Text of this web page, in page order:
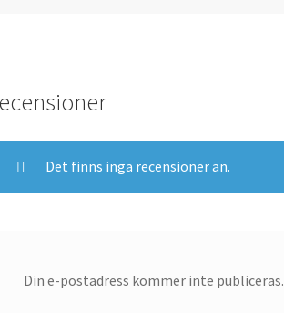
Det finns inga recensioner än.
Din e-postadress kommer inte publiceras.